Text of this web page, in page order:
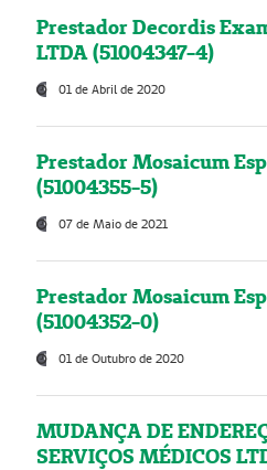
Prestador Decordis
LTDA (51004347-4)
01 de Abril de 2020
Prestador Mosaicum
(51004355-5)
07 de Maio de 2021
Prestador Mosaicum
(51004352-0)
01 de Outubro de 2020
MUDANÇA DE
SERVIÇOS MÉDICOS